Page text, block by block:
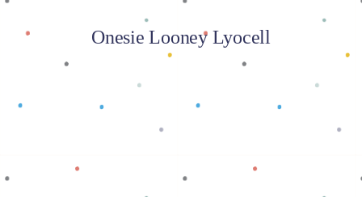
Onesie Looney Lyocell